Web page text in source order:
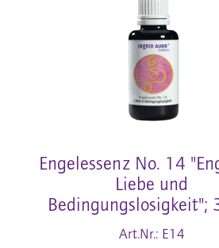
Engelessenz No. 14
Liebe und
Bedingungslosigkeit";
Art.Nr.: E14